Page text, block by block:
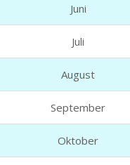
Juni
Juli
August
September
Oktober